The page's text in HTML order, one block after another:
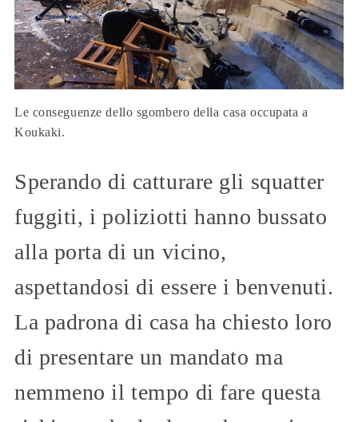
Le conseguenze dello sgombero della casa occupata a
Koukaki.
Sperando di catturare gli squatter
fuggiti, i poliziotti hanno bussato
alla porta di un vicino,
aspettandosi di essere i benvenuti.
La padrona di casa ha chiesto loro
di presentare un mandato ma
nemmeno il tempo di fare questa